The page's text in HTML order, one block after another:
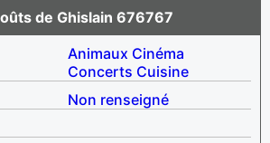
de Ghislain 676767
Animaux Cinéma
Concerts Cuisine
Non renseigné